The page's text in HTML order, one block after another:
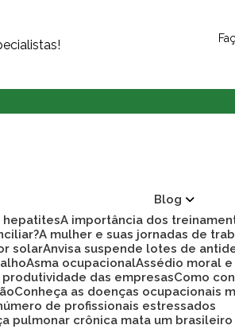
Blog
hepatites
A importância dos
A mulher e suas jornadas de
solar Anvisa suspende lotes de
Asma ocupacional Assédio moral
produtividade das empresas
Como
Conheça as doenças ocupacionais
de profissionais estressados
pulmonar crônica mata um